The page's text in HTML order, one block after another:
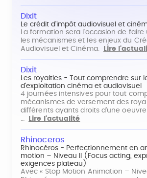
Dixit
Le crédit d'impôt audiovisuel et
La formation sera l'occasion de faire
les mécanismes et les enjeux du
Audiovisuel et Cinéma.
Lire
Dixit
Les royalties - Tout comprendre sur
d'exploitation cinéma et audiovisuel
4 journées intensives pour tout
mécanismes de versement des
différents ayants droits d'une
…
Lire l'actualité
Rhinoceros
Rhinocéros - Perfectionnement en
motion – Niveau II (Focus acting,
exigences plateau)
Avec « Stop Motion Animation –